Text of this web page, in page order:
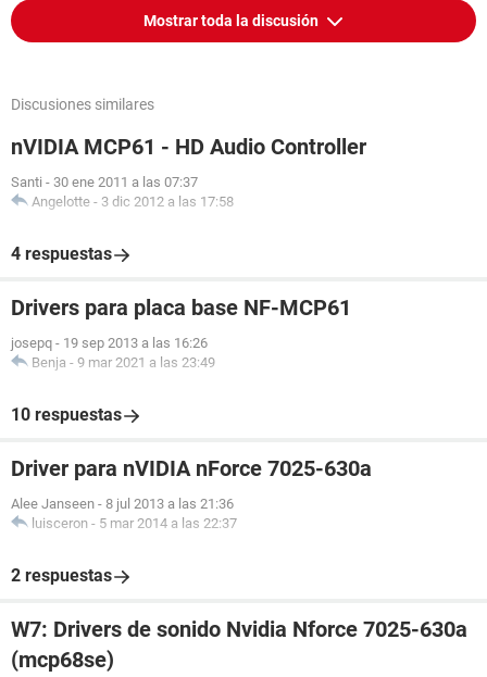
Mostrar toda la discusión
Discusiones similares
nVIDIA MCP61 - HD Audio Controller
Santi - 30 ene 2011 a las 07:37
Angelotte - 3 dic 2012 a las 17:58
4 respuestas
Drivers para placa base NF-MCP61
josepq - 19 sep 2013 a las 16:26
Benja - 9 mar 2021 a las 23:49
10 respuestas
Driver para nVIDIA nForce 7025-630a
Alee Janseen - 8 jul 2013 a las 21:36
luisceron - 5 mar 2014 a las 22:37
2 respuestas
W7: Drivers de sonido Nvidia Nforce 7025-630a
(mcp68se)